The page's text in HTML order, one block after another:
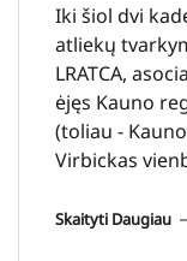
Iki šiol dvi
atliekų
LRATCA,
ėjęs Kauno
(toliau -
Virbickas
Skaityti Daugiau